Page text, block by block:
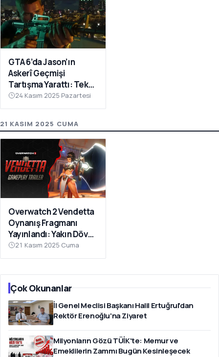
GTA 6’da Jason’ın
Askerî Geçmişi
Tartışma Yarattı: Tek
Bir Dövme Hayranları
Harekete Geçirdi
24 Kasım 2025 Pazartesi
21 KASIM 2025 CUMA
Overwatch 2 Vendetta
Oynanış Fragmanı
Yayınlandı: Yakın Dövüş
Odaklı Yeni DPS
Göründü
21 Kasım 2025 Cuma
Çok Okunanlar
İl Genel Meclisi Başkanı Halil Ertuğrul'dan
Rektör Erenoğlu'na Ziyaret
Milyonların Gözü TÜİK'te: Memur ve
Emeklilerin Zammı Bugün Kesinleşecek